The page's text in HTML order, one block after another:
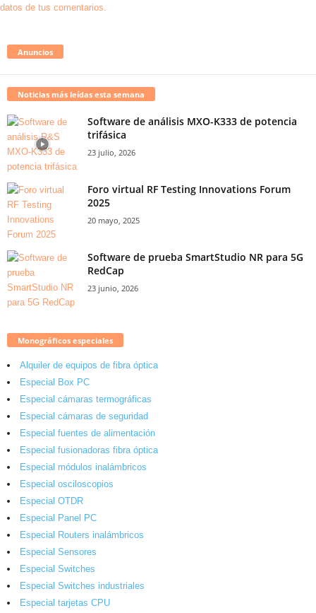
datos de tus comentarios.
Anuncios
Noticias más leídas esta semana
Software de análisis MXO-K333 de potencia
trifásica
23 julio, 2026
Foro virtual RF Testing Innovations Forum
2025
20 mayo, 2025
Software de prueba SmartStudio NR para 5G
RedCap
23 junio, 2026
Monográficos especiales
Alquiler de equipos de fibra óptica
Especial Box PC
Especial cámaras termográficas
Especial cámaras de seguridad
Especial fuentes de alimentación
Especial fusionadoras fibra óptica
Especial módulos inalámbricos
Especial osciloscopios
Especial OTDR
Especial Panel PC
Especial Routers inalámbricos
Especial Sensores
Especial Switches
Especial Switches industriales
Especial tarjetas CPU